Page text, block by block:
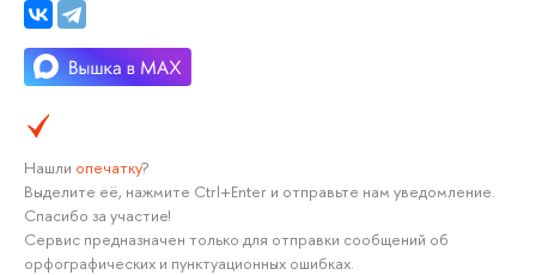
Нашли опечатку?
Выделите её, нажмите Ctrl+Enter и отправьте нам уведомление.
Спасибо за участие!
Сервис предназначен только для отправки сообщений об
орфографических и пунктуационных ошибках.